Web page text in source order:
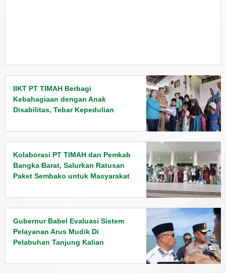
IIKT PT TIMAH Berbagi
Kebahagiaan dengan Anak
Disabilitas, Tebar Kepedulian
Kolaborasi PT TIMAH dan Pemkab
Bangka Barat, Salurkan Ratusan
Paket Sembako untuk Masyarakat
Gubernur Babel Evaluasi Sistem
Pelayanan Arus Mudik Di
Pelabuhan Tanjung Kalian